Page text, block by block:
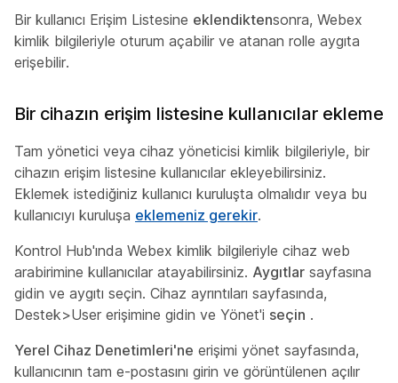
Bir kullanıcı Erişim Listesine eklendiktensonra, Webex
kimlik bilgileriyle oturum açabilir ve atanan rolle aygıta
erişebilir.
Bir cihazın erişim listesine kullanıcılar ekleme
Tam yönetici veya cihaz yöneticisi kimlik bilgileriyle, bir
cihazın erişim listesine kullanıcılar ekleyebilirsiniz.
Eklemek istediğiniz kullanıcı kuruluşta olmalıdır veya bu
kullanıcıyı kuruluşa eklemeniz gerekir.
Kontrol Hub'ında Webex kimlik bilgileriyle cihaz web
arabirimine kullanıcılar atayabilirsiniz. Aygıtlar sayfasına
gidin ve aygıtı seçin. Cihaz ayrıntıları sayfasında,
Destek>User erişimine gidin ve Yönet'i seçin .
Yerel Cihaz Denetimleri'ne erişimi yönet sayfasında,
kullanıcının tam e-postasını girin ve görüntülenen açılır